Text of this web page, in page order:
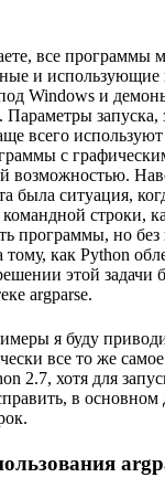
все программы
и использующие
Windows и
Параметры запуска,
всего
с
возможностью.
была ситуация,
строки,
программы, но без
тому, как Python
этой задачи
argparse.
я буду
все то же
2.7, хотя для
в основном